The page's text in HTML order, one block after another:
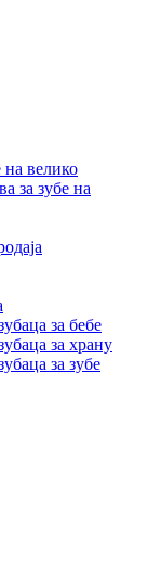
на велико
за зубе на
за бебе
за храну
за зубе